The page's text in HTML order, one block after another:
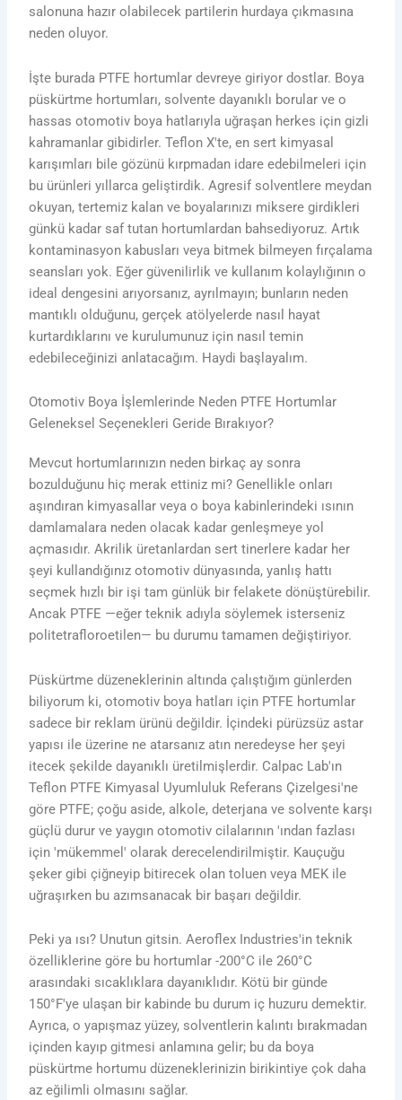
salonuna hazır olabilecek partilerin hurdaya çıkmasına
neden oluyor.
İşte burada PTFE hortumlar devreye giriyor dostlar. Boya
püskürtme hortumları, solvente dayanıklı borular ve o
hassas otomotiv boya hatlarıyla uğraşan herkes için gizli
kahramanlar gibidirler. Teflon X'te, en sert kimyasal
karışımları bile gözünü kırpmadan idare edebilmeleri için
bu ürünleri yıllarca geliştirdik. Agresif solventlere meydan
okuyan, tertemiz kalan ve boyalarınızı miksere girdikleri
günkü kadar saf tutan hortumlardan bahsediyoruz. Artık
kontaminasyon kabusları veya bitmek bilmeyen fırçalama
seansları yok. Eğer güvenilirlik ve kullanım kolaylığının o
ideal dengesini arıyorsanız, ayrılmayın; bunların neden
mantıklı olduğunu, gerçek atölyelerde nasıl hayat
kurtardıklarını ve kurulumunuz için nasıl temin
edebileceğinizi anlatacağım. Haydi başlayalım.
Otomotiv Boya İşlemlerinde Neden PTFE Hortumlar
Geleneksel Seçenekleri Geride Bırakıyor?
Mevcut hortumlarınızın neden birkaç ay sonra
bozulduğunu hiç merak ettiniz mi? Genellikle onları
aşındıran kimyasallar veya o boya kabinlerindeki ısının
damlamalara neden olacak kadar genleşmeye yol
açmasıdır. Akrilik üretanlardan sert tinerlere kadar her
şeyi kullandığınız otomotiv dünyasında, yanlış hattı
seçmek hızlı bir işi tam günlük bir felakete dönüştürebilir.
Ancak PTFE —eğer teknik adıyla söylemek isterseniz
politetrafloroetilen— bu durumu tamamen değiştiriyor.
Püskürtme düzeneklerinin altında çalıştığım günlerden
biliyorum ki, otomotiv boya hatları için PTFE hortumlar
sadece bir reklam ürünü değildir. İçindeki pürüzsüz astar
yapısı ile üzerine ne atarsanız atın neredeyse her şeyi
itecek şekilde dayanıklı üretilmişlerdir. Calpac Lab'ın
Teflon PTFE Kimyasal Uyumluluk Referans Çizelgesi'ne
göre PTFE; çoğu aside, alkole, deterjana ve solvente karşı
güçlü durur ve yaygın otomotiv cilalarının 'ından fazlası
için 'mükemmel' olarak derecelendirilmiştir. Kauçuğu
şeker gibi çiğneyip bitirecek olan toluen veya MEK ile
uğraşırken bu azımsanacak bir başarı değildir.
Peki ya ısı? Unutun gitsin. Aeroflex Industries'in teknik
özelliklerine göre bu hortumlar -200°C ile 260°C
arasındaki sıcaklıklara dayanıklıdır. Kötü bir günde
150°F'ye ulaşan bir kabinde bu durum iç huzuru demektir.
Ayrıca, o yapışmaz yüzey, solventlerin kalıntı bırakmadan
içinden kayıp gitmesi anlamına gelir; bu da boya
püskürtme hortumu düzeneklerinizin birikintiye çok daha
az eğilimli olmasını sağlar.